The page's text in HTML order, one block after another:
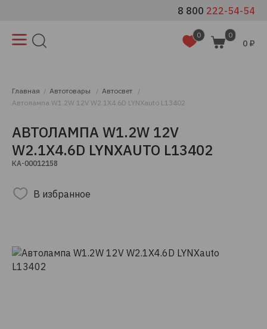
8 800 222-54-54
0 0
0 ₽
Главная Автотовары
Автосвет
Автолампа W1.2W 12V W2.1X4.6D LYNXauto L13402
АВТОЛАМПА W1.2W 12V
W2.1X4.6D LYNXAUTO L13402
КА-00012158
В избранное